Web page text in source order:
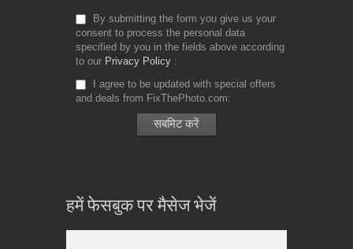
By submitting the form you give us your
consent to process the personal data
specified by you in the fields above according
to our Privacy Policy
I agree to be updated with special offers
and deals from FixThePhoto.com
हमें फेसबुक पर मैसेज भेजें